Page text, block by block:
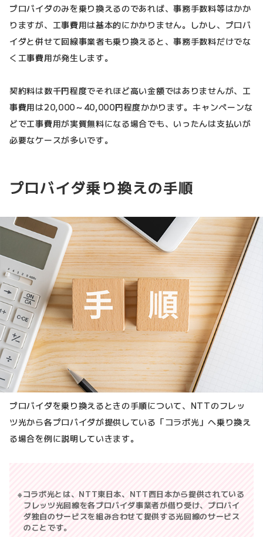
プロバイダのみを乗り換えるのであれば、事務手数料等はかか
りますが、工事費用は基本的にかかりません。しかし、プロバ
イダと併せて回線事業者も乗り換えると、事務手数料だけでな
く工事費用が発生します。
契約料は数千円程度でそれほど高い金額ではありませんが、工
事費用は20,000～40,000円程度かかります。キャンペーンな
どで工事費用が実質無料になる場合でも、いったんは支払いが
必要なケースが多いです。
プロバイダ乗り換えの手順
プロバイダを乗り換えるときの手順について、NTTのフレッ
ツ光から各プロバイダが提供している「コラボ光」へ乗り換え
る場合を例に説明していきます。
コラボ光とは、NTT東日本、NTT西日本から提供されている
フレッツ光回線を各プロバイダ事業者が借り受け、プロバイ
ダ独自のサービスを組み合わせて提供する光回線のサービス
のことです。